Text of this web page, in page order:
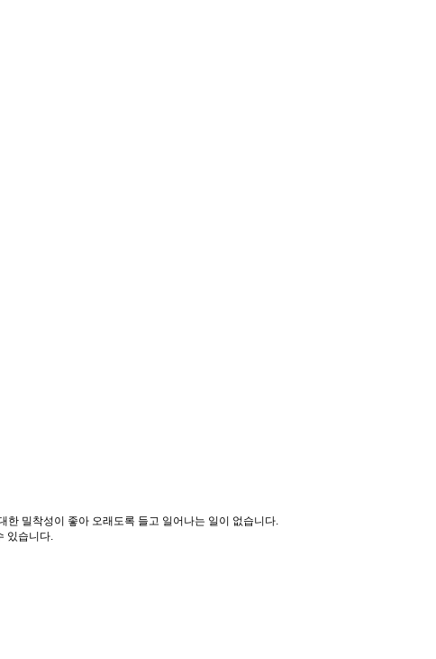
밀착성이 좋아 오래도록 들고 일어나는 일이 없습니다.
있습니다.